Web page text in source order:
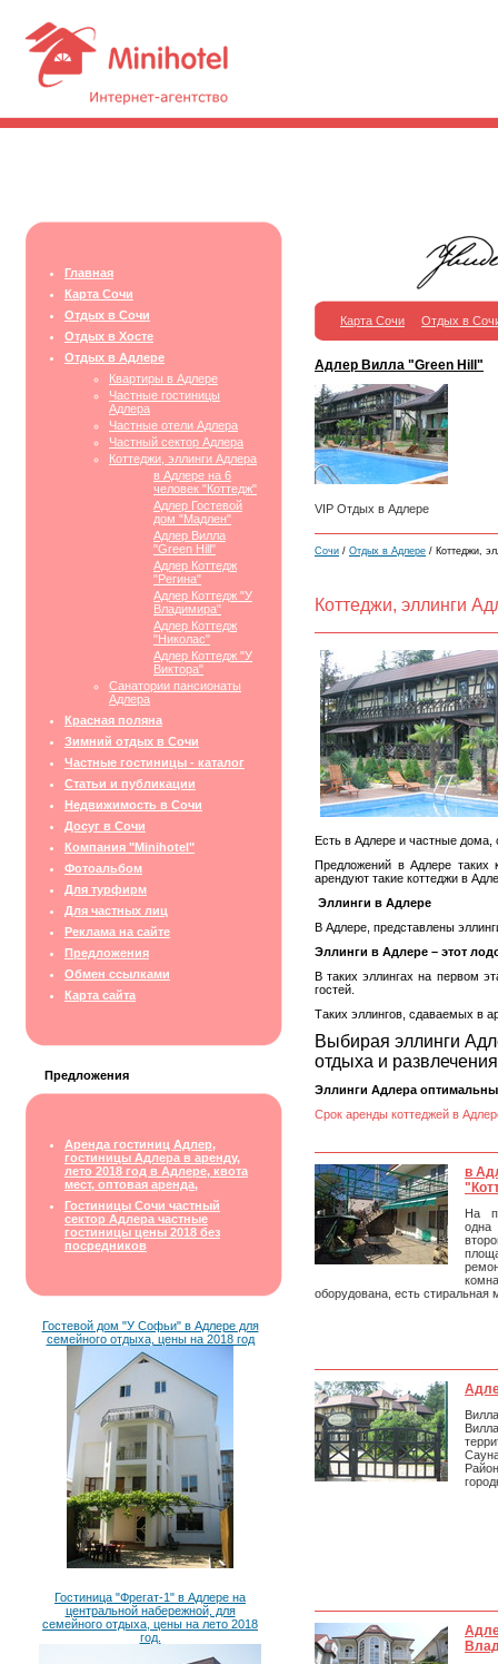
Главная
Карта Сочи
Отдых в Сочи
Отдых в Хосте
Отдых в Адлере
Квартиры в Адлере
Частные гостиницы
Адлера
Частные отели Адлера
Частный сектор Адлера
Коттеджи, эллинги Адлера
в Адлере на 6
человек "Коттедж"
Адлер Гостевой
дом "Мадлен"
Адлер Вилла
"Green Hill"
Адлер Коттедж
"Регина"
Адлер Коттедж "У
Владимира"
Адлер Коттедж
"Николас"
Адлер Коттедж "У
Виктора"
Санатории пансионаты
Адлера
Красная поляна
Зимний отдых в Сочи
Частные гостиницы - каталог
Статьи и публикации
Недвижимость в Сочи
Досуг в Сочи
Компания "Minihotel"
Фотоальбом
Для турфирм
Для частных лиц
Реклама на сайте
Предложения
Обмен ссылками
Карта сайта
Предложения
Аренда гостиниц Адлер,
гостиницы Адлера в аренду,
лето 2018 год в Адлере, квота
мест, оптовая аренда,
Гостиницы Сочи частный
сектор Адлера частные
гостиницы цены 2018 без
посредников
Гостевой дом "У Софьи" в Адлере для
семейного отдыха, цены на 2018 год
Гостиница "Фрегат-1" в Адлере на
центральной набережной, для
семейного отдыха, цены на лето 2018
год.
Карта Сочи Отдых в
Адлер Вилла "Green Hill"
VIP Отдых в Адлере
Сочи / Отдых в Адлере / Коттеджи,
Коттеджи, эллинги
Есть в Адлере и частные дома,
Предложений в Адлере таких
арендуют такие коттеджи в
Эллинги в Адлере
В Адлере, представлены
Эллинги в Адлере – этот
В таких эллингах на первом
гостей.
Таких эллингов, сдаваемых в
Выбирая эллинги
отдыха и
Эллинги Адлера оптимальны
Срок аренды коттеджей в
в
На
одна
оборудована, есть стиральная